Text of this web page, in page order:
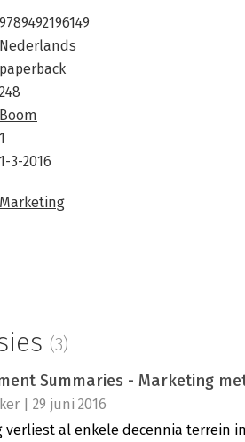
9789492196149
Nederlands
paperback
248
Boom
1
1-3-2016
Marketing
(3)
Summaries - Marketing
| 29 juni 2016
verliest al enkele decennia terrein